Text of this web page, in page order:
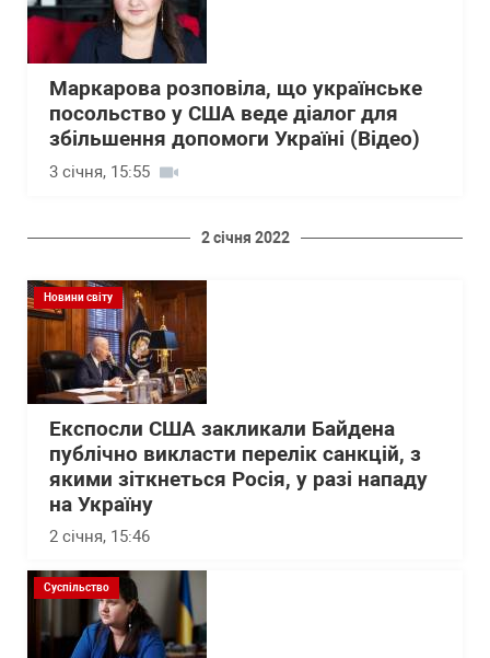
Маркарова розповіла, що українське
посольство у США веде діалог для
збільшення допомоги Україні (Відео)
3 січня, 15:55
2 січня 2022
Новини світу
Експосли США закликали Байдена
публічно викласти перелік санкцій, з
якими зіткнеться Росія, у разі нападу
на Україну
2 січня, 15:46
Суспільство